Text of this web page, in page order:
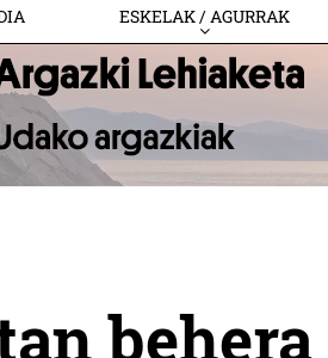
ESKELAK / AGURRAK
behera